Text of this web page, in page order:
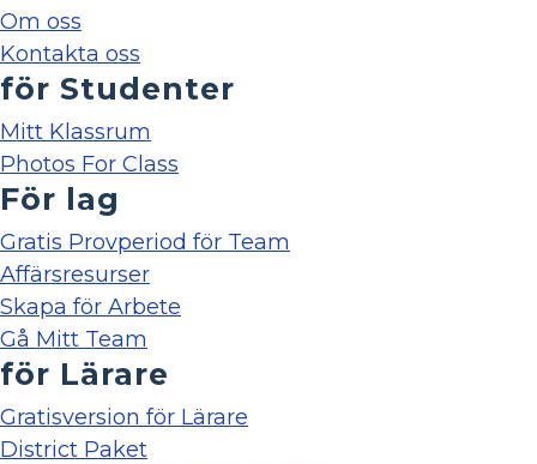
Om oss
Kontakta oss
för Studenter
Mitt Klassrum
Photos For Class
För lag
Gratis Provperiod för Team
Affärsresurser
Skapa för Arbete
Gå Mitt Team
för Lärare
Gratisversion för Lärare
District Paket